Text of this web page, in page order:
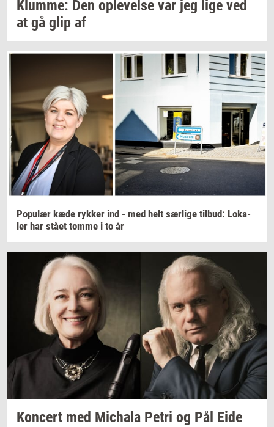
Klum­me: Den op­le­vel­se var jeg lige ved
at gå glip af
Po­pu­lær kæde ryk­ker ind - med helt sær­li­ge til­bud: Lo­ka­
ler har stået tomme i to år
Kon­cert med Mi­cha­la Petri og Pål Eide